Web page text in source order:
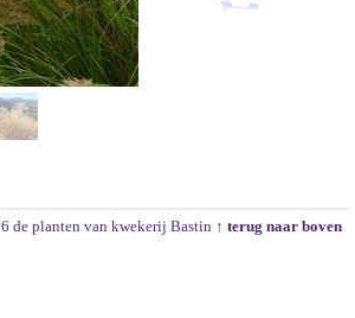
de planten van kwekerij Bastin ↑ terug naar boven